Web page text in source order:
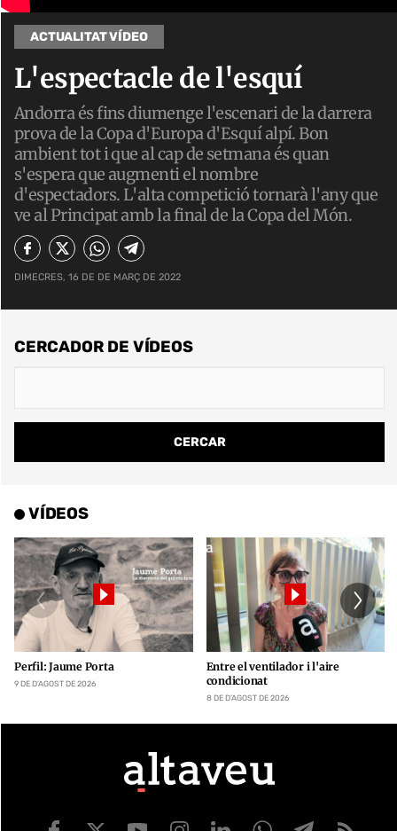
ACTUALITAT VÍDEO
L'espectacle de l'esquí
Andorra és fins diumenge l'escenari de la darrera
prova de la Copa d'Europa d'Esquí alpí. Bon
ambient tot i que al cap de setmana és quan
s'espera que augmenti el nombre
d'espectadors. L'alta competició tornarà l'any que
ve al Principat amb la final de la Copa del Món.
DIMECRES, 16 DE DE MARÇ DE 2022
CERCADOR DE VÍDEOS
VÍDEOS
Perfil: Jaume Porta
9 DE D’AGOST DE 2026
Entre el ventilador i l'aire
condicionat
8 DE D’AGOST DE 2026